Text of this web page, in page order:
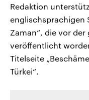
Redaktion
englischsprachigen
Zaman“, die vor
veröffentlicht
Titelseite
Türkei“.